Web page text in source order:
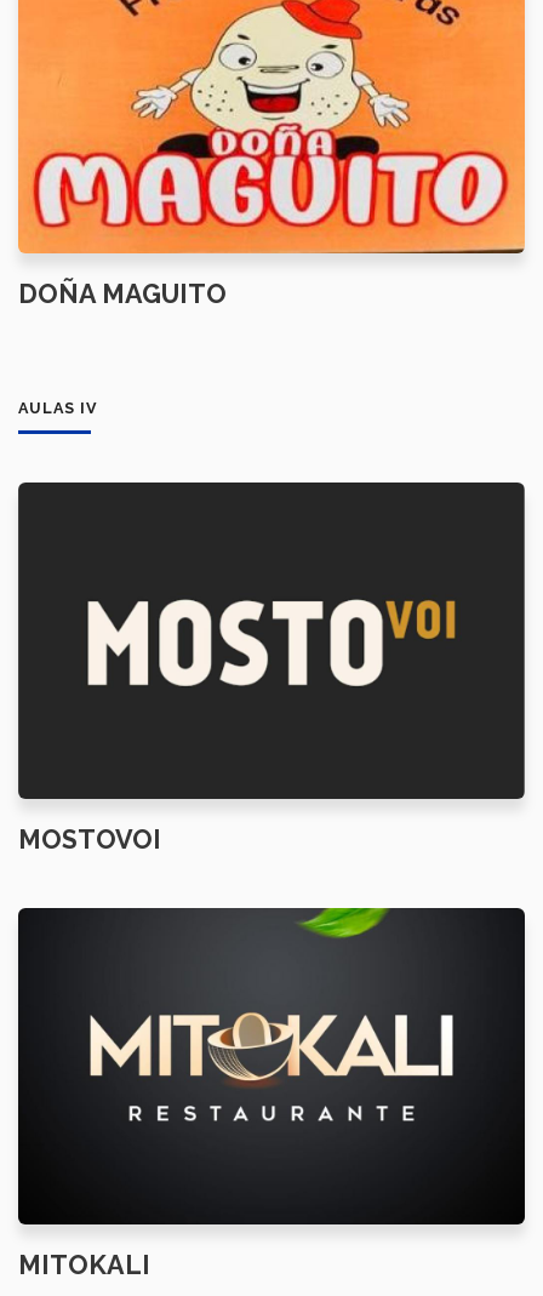
DOÑA MAGUITO
AULAS IV
MOSTOVOI
MITOKALI